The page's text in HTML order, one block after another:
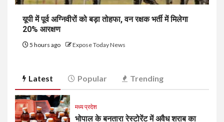
यूपी में पूर्व अग्निवीरों को बड़ा तोहफा, वन रक्षक भर्ती में मिलेगा
20% आरक्षण
5 hours ago Expose Today News
Latest Popular Trending
मध्य प्रदेश
भोपाल के बनतारा रेस्टोरेंट में अवैध शराब का